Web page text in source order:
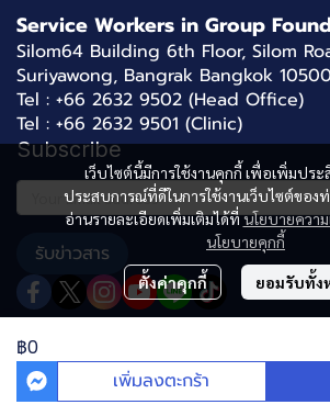
฿0
เพิ่มลงตะกร้า
เว็บไซต์นี้มีการใช้งานคุกกี้ เพื่อเพิ่มปร
ประสบการณ์ที่ดีในการใช้งานเว็บไซต์ของ
อ่านรายละเอียดเพิ่มเติมได้ที่นโยบายควา
นโยบายคุกกี้
ตั้งค่าคุกกี้ ยอมรับทั้ง
Service Workers in Group
Silom64 Building 6th Floor, Silom
Suriyawong, Bangrak Bangkok 10500
Tel : +66 2632 9502 (Head Office)
Tel : +66 2632 9501 (Clinic)
Subscribe
รับข่าวสาร
2024 SWINGTHAILAND
ผู้เข้าชมทั้งหมด